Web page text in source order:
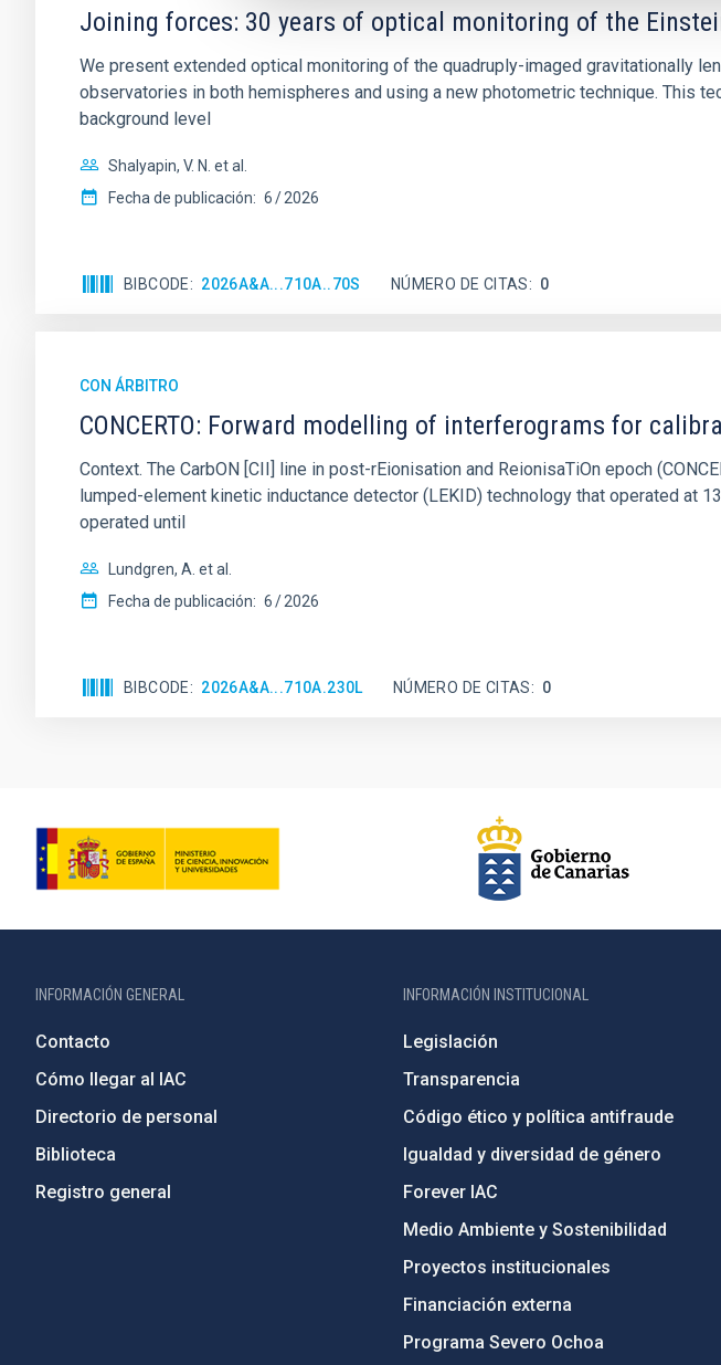
Joining forces: 30 years of optical monitoring of the
We present extended optical monitoring of the quadruply-imaged gravitationally
observatories in both hemispheres and using a new photometric technique. This
background level
Shalyapin, V. N. et al.
Fecha de publicación: 6 2026
BIBCODE 2026A&A...710A..70S NÚMERO DE CITAS 0
CON ÁRBITRO
CONCERTO: Forward modelling of interferograms for
Context. The CarbON [CII] line in post-rEionisation and ReionisaTiOn epoch
lumped-element kinetic inductance detector (LEKID) technology that operated at
operated until
Lundgren, A. et al.
Fecha de publicación: 6 2026
BIBCODE 2026A&A...710A.230L NÚMERO DE CITAS 0
INFORMACIÓN GENERAL
Contacto
Cómo llegar al IAC
Directorio de personal
Biblioteca
Registro general
INFORMACIÓN INSTITUCIONAL
Legislación
Transparencia
Código ético y política antifraude
Igualdad y diversidad de género
Forever IAC
Medio Ambiente y Sostenibilidad
Proyectos institucionales
Financiación externa
Programa Severo Ochoa